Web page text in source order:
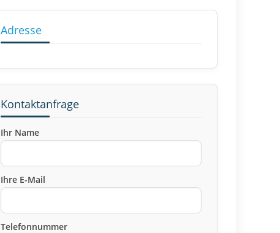
Adresse
Kontaktanfrage
Ihr Name
Ihre E-Mail
Telefonnummer